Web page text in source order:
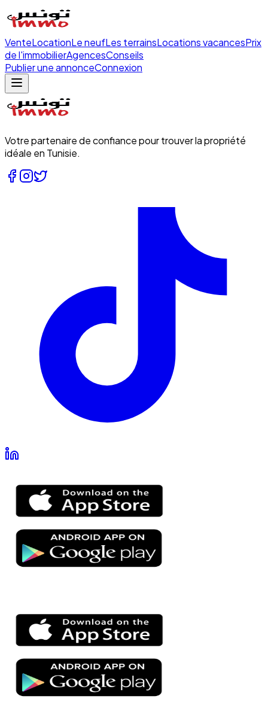
VenteLocationLe neufLes terrainsLocations vacancesPrix
de l'immobilierAgencesConseils
Publier une annonceConnexion
Votre partenaire de confiance pour trouver la propriété
idéale en Tunisie.